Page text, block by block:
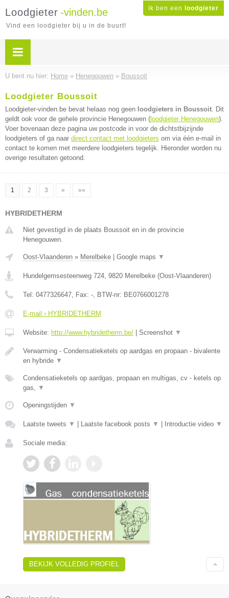
Ik ben een loodgieter
Loodgieter -vinden.be
Vind een loodgieter bij u in de buurt!
U bent nu hier: Home » Henegouwen » Boussoit
Loodgieter Boussoit
Loodgieter-vinden.be bevat helaas nog geen loodgieters in Boussoit. Dit
geldt ook voor de gehele provincie Henegouwen ( loodgieter Henegouwen).
Voer bovenaan deze pagina uw postcode in voor de dichtstbijzijnde
loodgieters of ga naar direct contact met loodgieters om via één e-mail in
contact te komen met meerdere loodgieters tegelijk. Hieronder worden nu
overige resultaten getoond.
1 2 3 » »»
HYBRIDETHERM
Niet gevestigd in de plaats Boussoit en in de provincie
Henegouwen.
Oost-Vlaanderen » Merelbeke Google maps ▼
Hundelgemsesteenweg 724, 9820 Merelbeke (Oost-Vlaanderen)
Tel: 0477326647, Fax: -, BTW-nr: BE0766001278
E-mail › HYBRIDETHERM
Website: http://www.hybridetherm.be/ Screenshot ▼
Verwarming - Condensatieketels op aardgas en propaan - bivalente
en hybride ▼
Condensatieketels op aardgas, propaan en multigas, cv - ketels op
gas, ▼
Openingstijden ▼
Laatste tweets ▼ Laatste facebook posts ▼ Introductie video ▼
Sociale media:
BEKIJK VOLLEDIG PROFIEL